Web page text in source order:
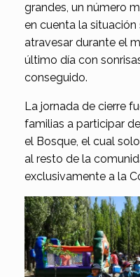
grandes, un número
en cuenta la
atravesar durante el
último día con
conseguido.
La jornada de cierre
familias a participar
el Bosque, el cual
al resto de la
exclusivamente a la